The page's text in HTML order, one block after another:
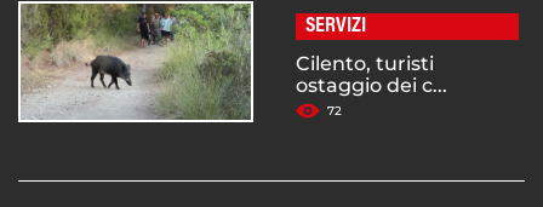
SERVIZI
Cilento, turisti
ostaggio dei c...
72